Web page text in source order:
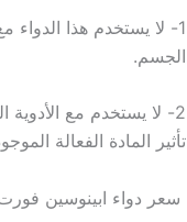
1- لا يستخدم هذا الدواء
الجسم.
2- لا يستخدم مع الأدوية
تأثير المادة الفعالة
سعر دواء ابينوسين